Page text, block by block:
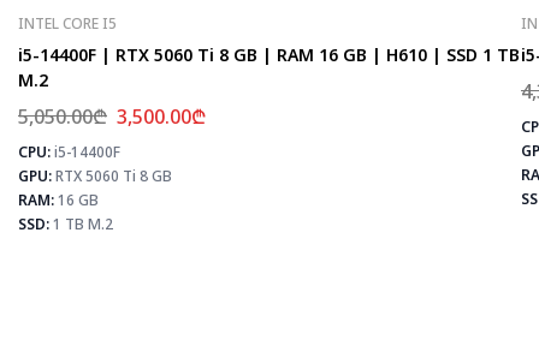
INTEL CORE I5
i5-14400F | RTX 5060 Ti 8 GB | RAM 16 GB | H610 | SSD 1 TB
M.2
5,050.00₾ 3,500.00₾
CPU:i5-14400F
GPU:RTX 5060 Ti 8 GB
RAM:16 GB
SSD:1 TB M.2